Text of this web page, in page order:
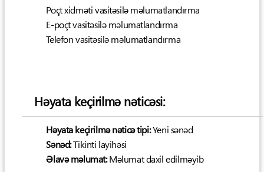
Poçt xidməti vasitəsilə məlumatlandırma
E-poçt vasitəsilə məlumatlandırma
Telefon vasitəsilə məlumatlandırma
Həyata keçirilmə nəticəsi:
Həyata keçirilmə nəticə tipi:Yeni sənəd
Sənəd:Tikinti layihəsi
Əlavə məlumat:Məlumat daxil edilməyib